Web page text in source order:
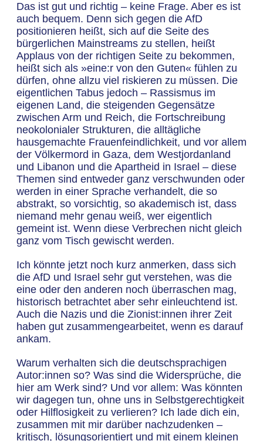
Das ist gut und richtig – keine Frage. Aber es ist
auch bequem. Denn sich gegen die AfD
positionieren heißt, sich auf die Seite des
bürgerlichen Mainstreams zu stellen, heißt
Applaus von der richtigen Seite zu bekommen,
heißt sich als »eine:r von den Guten« fühlen zu
dürfen, ohne allzu viel riskieren zu müssen. Die
eigentlichen Tabus jedoch – Rassismus im
eigenen Land, die steigenden Gegensätze
zwischen Arm und Reich, die Fortschreibung
neokolonialer Strukturen, die alltägliche
hausgemachte Frauenfeindlichkeit, und vor allem
der Völkermord in Gaza, dem Westjordanland
und Libanon und die Apartheid in Israel – diese
Themen sind entweder ganz verschwunden oder
werden in einer Sprache verhandelt, die so
abstrakt, so vorsichtig, so akademisch ist, dass
niemand mehr genau weiß, wer eigentlich
gemeint ist. Wenn diese Verbrechen nicht gleich
ganz vom Tisch gewischt werden.
Ich könnte jetzt noch kurz anmerken, dass sich
die AfD und Israel sehr gut verstehen, was die
eine oder den anderen noch überraschen mag,
historisch betrachtet aber sehr einleuchtend ist.
Auch die Nazis und die Zionist:innen ihrer Zeit
haben gut zusammengearbeitet, wenn es darauf
ankam.
Warum verhalten sich die deutschsprachigen
Autor:innen so? Was sind die Widersprüche, die
hier am Werk sind? Und vor allem: Was könnten
wir dagegen tun, ohne uns in Selbstgerechtigkeit
oder Hilflosigkeit zu verlieren? Ich lade dich ein,
zusammen mit mir darüber nachzudenken –
kritisch, lösungsorientiert und mit einem kleinen